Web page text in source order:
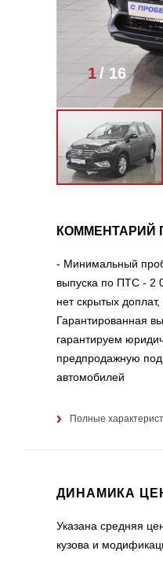
1/ 16
КОММЕНТАРИЙ
- Минимальный
выпуска по ПТС - 2
нет скрытых
Гарантированная
гарантируем
предпродажную
автомобилей
Полные
ДИНАМИКА
Указана средняя
кузова и